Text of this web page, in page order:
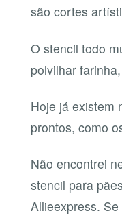
são cortes
O stencil todo
polvilhar
Hoje já existem
prontos, como
Não encontrei
stencil para
Allieexpress.